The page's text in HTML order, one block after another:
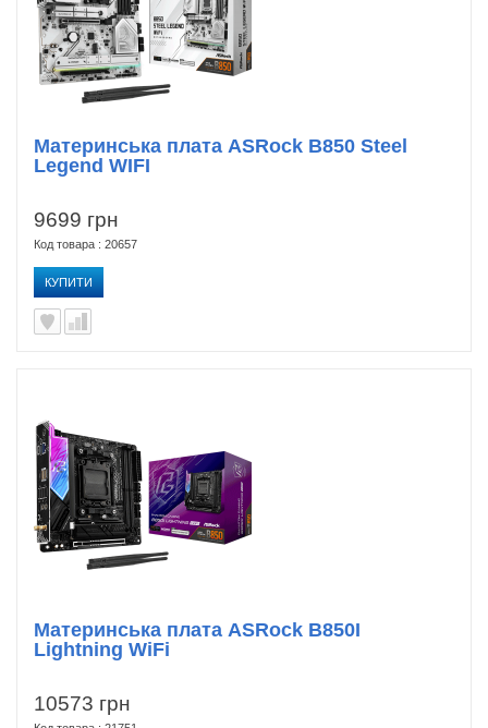
9699 грн
Код товара : 20657
КУПИТИ
Материнська плата ASRock B850 Steel
Legend WIFI
10573 грн
Материнська плата ASRock B850I
Lightning WiFi